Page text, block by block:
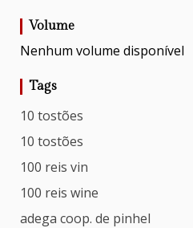
Volume
Nenhum volume disponível
Tags
10 tostões
10 tostões
100 reis vin
100 reis wine
adega coop. de pinhel